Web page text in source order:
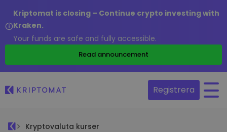
Kriptomat is closing – Continue crypto investing with
Kraken.
Your funds are safe and fully accessible.
Read announcement
Registrera
Kryptovaluta kurser